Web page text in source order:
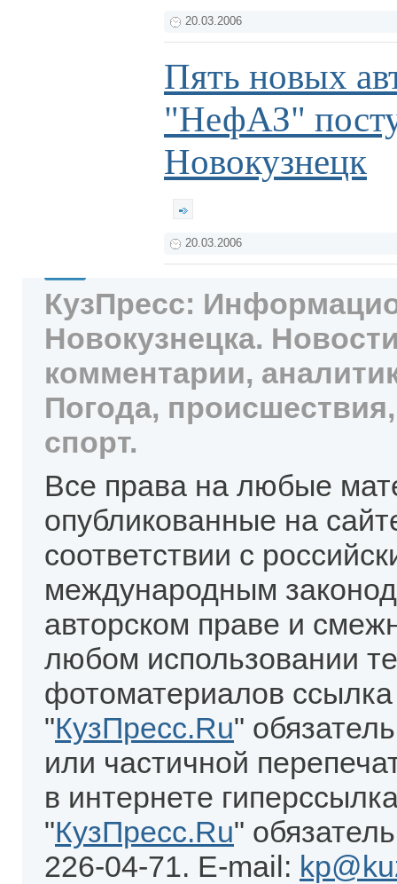
20.03.2006
Пять новых
"НефАЗ"
Новокузнецк
20.03.2006
КузПресс:
Новокузнецка.
комментарии,
Погода,
спорт.
Все права на любые
опубликованные на
соответствии с
международным
авторском праве и
любом использовании
фотоматериалов
"КузПресс.Ru"
или частичной
в интернете
"КузПресс.Ru"
226-04-71. E-mail: